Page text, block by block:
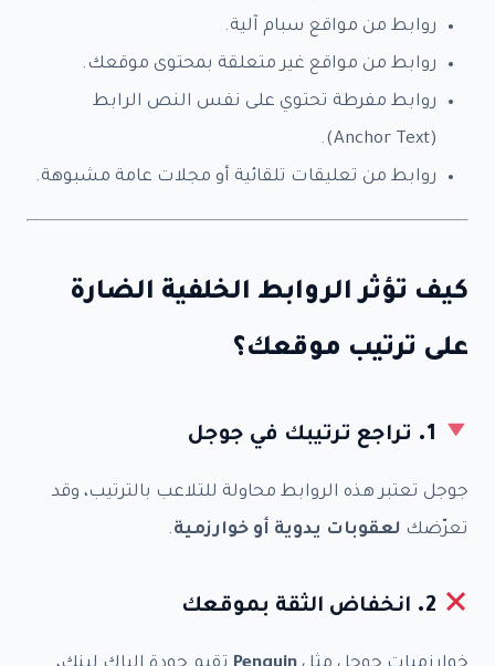
روابط من مواقع سبام آلية.
روابط من مواقع غير متعلقة بمحتوى موقعك.
روابط مفرطة تحتوي على نفس النص الرابط
(Anchor Text).
روابط من تعليقات تلقائية أو مجلات عامة مشبوهة.
كيف تؤثر الروابط الخلفية الضارة
على ترتيب موقعك؟
تراجع ترتيبك في جوجل
جوجل تعتبر هذه الروابط محاولة للتلاعب بالترتيب، وقد
تعرّضك لعقوبات يدوية أو خوارزمية.
انخفاض الثقة بموقعك